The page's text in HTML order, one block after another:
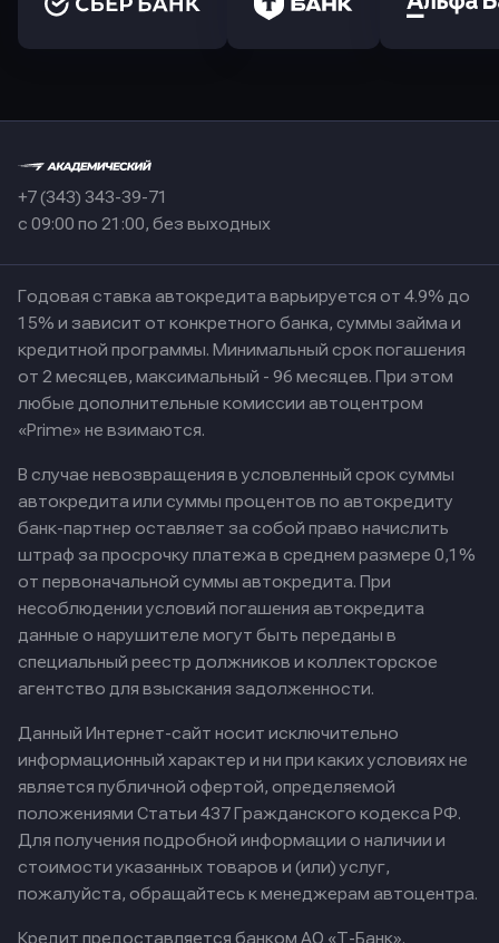
+7 (343) 343-39-71
с 09:00 по 21:00, без выходных
Годовая ставка автокредита варьируется от 4.9% до
15% и зависит от конкретного банка, суммы займа и
кредитной программы. Минимальный срок погашения
от 2 месяцев, максимальный - 96 месяцев. При этом
любые дополнительные комиссии автоцентром
«Prime» не взимаются.
В случае невозвращения в условленный срок суммы
автокредита или суммы процентов по автокредиту
банк-партнер оставляет за собой право начислить
штраф за просрочку платежа в среднем размере 0,1%
от первоначальной суммы автокредита. При
несоблюдении условий погашения автокредита
данные о нарушителе могут быть переданы в
специальный реестр должников и коллекторское
агентство для взыскания задолженности.
Данный Интернет-сайт носит исключительно
информационный характер и ни при каких условиях не
является публичной офертой, определяемой
положениями Статьи 437 Гражданского кодекса РФ.
Для получения подробной информации о наличии и
стоимости указанных товаров и (или) услуг,
пожалуйста, обращайтесь к менеджерам автоцентра.
Кредит предоставляется банком АО «Т-Банк».